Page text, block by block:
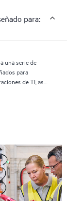
para:
una serie de
para
de TI, así